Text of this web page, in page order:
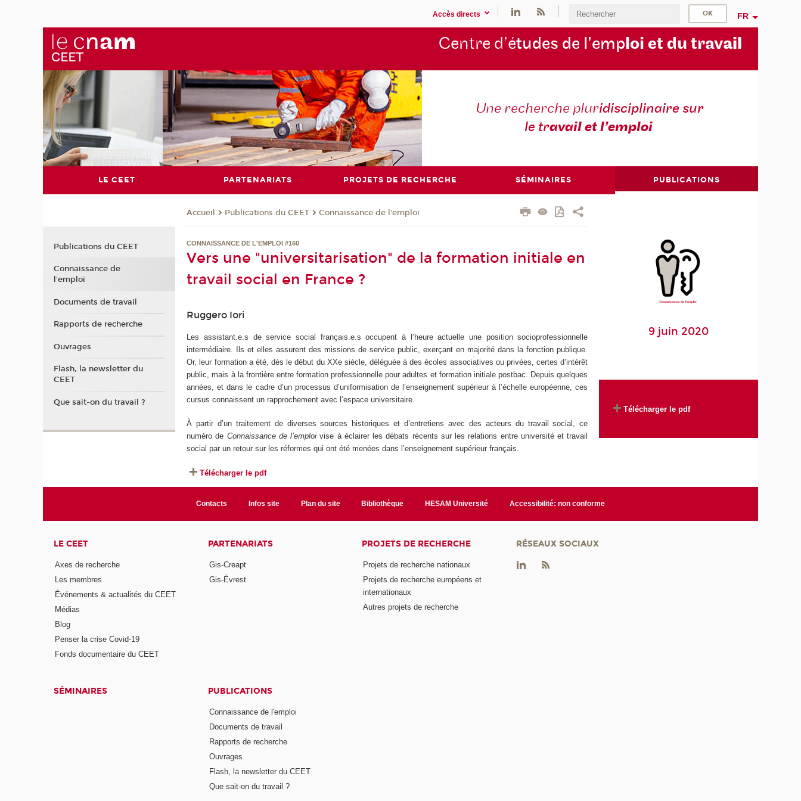
Accès directs FR
Centre d’études de l’emploi et du travail
Une recherche pluridisciplinaire sur
le travail et l’emploi
LE CEET PARTENARIATS PROJETS DE RECHERCHE SÉMINAIRES PUBLICATIONS
Accueil Publications du CEET Connaissance de l'emploi
CONNAISSANCE DE L'EMPLOI #160
Vers une "universitarisation" de la formation initiale en
travail social en France ?
Ruggero Iori
Les assistant.e.s de service social français.e.s occupent à l’heure actuelle une position socioprofessionnelle
intermédiaire. Ils et elles assurent des missions de service public, exerçant en majorité dans la fonction publique.
Or, leur formation a été, dès le début du XXe siècle, déléguée à des écoles associatives ou privées, certes d’intérêt
public, mais à la frontière entre formation professionnelle pour adultes et formation initiale postbac. Depuis quelques
années, et dans le cadre d’un processus d’uniformisation de l’enseignement supérieur à l’échelle européenne, ces
cursus connaissent un rapprochement avec l’espace universitaire.
À partir d’un traitement de diverses sources historiques et d’entretiens avec des acteurs du travail social, ce
numéro de Connaissance de l’emploi vise à éclairer les débats récents sur les relations entre université et travail
social par un retour sur les réformes qui ont été menées dans l’enseignement supérieur français.
Télécharger le pdf
9 juin 2020
Télécharger le pdf
Publications du CEET
Connaissance de
l'emploi
Documents de travail
Rapports de recherche
Ouvrages
Flash, la newsletter du
CEET
Que sait-on du travail ?
Contacts Infos site Plan du site Bibliothèque HESAM Université Accessibilité: non conforme
LE CEET
Axes de recherche
Les membres
Événements & actualités du CEET
Médias
Blog
Penser la crise Covid-19
Fonds documentaire du CEET
PARTENARIATS
Gis-Creapt
Gis-Évrest
PROJETS DE RECHERCHE
Projets de recherche nationaux
Projets de recherche européens et
internationaux
Autres projets de recherche
SÉMINAIRES PUBLICATIONS
Connaissance de l'emploi
Documents de travail
Rapports de recherche
Ouvrages
Flash, la newsletter du CEET
Que sait-on du travail ?
RÉSEAUX SOCIAUX